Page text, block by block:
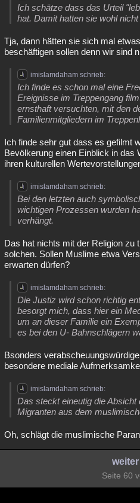
Ich schätze dass das Urteil
hat. Damit hatten sie wohl
Tja, dann hätten sie sich mal
beschäftigen sollen denn wir sind
imislamdaham schrieb:
Ich finde es schon mal eine
Ereignisse im Treppengang
ernsthaft versuchten, mit den
Familienmitgliedern im
Ich finde sehr gut dass es gefilmt
Bevölkerung einen Einblick in das
ihren kulturellen
imislamdaham schrieb:
Bei den letzten auch
wichtigen Prozessen wurden
verhängt.
Das hat nichts mit der Religion zu
solchen. Sollen Muslime etwa
erwarten dürfen?
imislamdaham schrieb:
Die Justiz wird schon richtig
besorgt mich, dass hier ein
um an dieser Familie ein
es bei den U- Bahnschlägern
Bsonders
besondere mediale
imislamdaham schrieb:
Das steckt eineutig die Absicht
Migranten aus dem
Oh, schlägt die muslimische
weiter
Seite 60